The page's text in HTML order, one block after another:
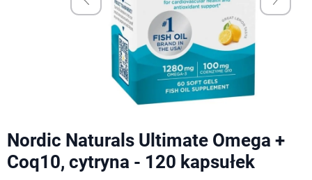
Nordic Naturals Ultimate Omega +
Coq10, cytryna - 120 kapsułek